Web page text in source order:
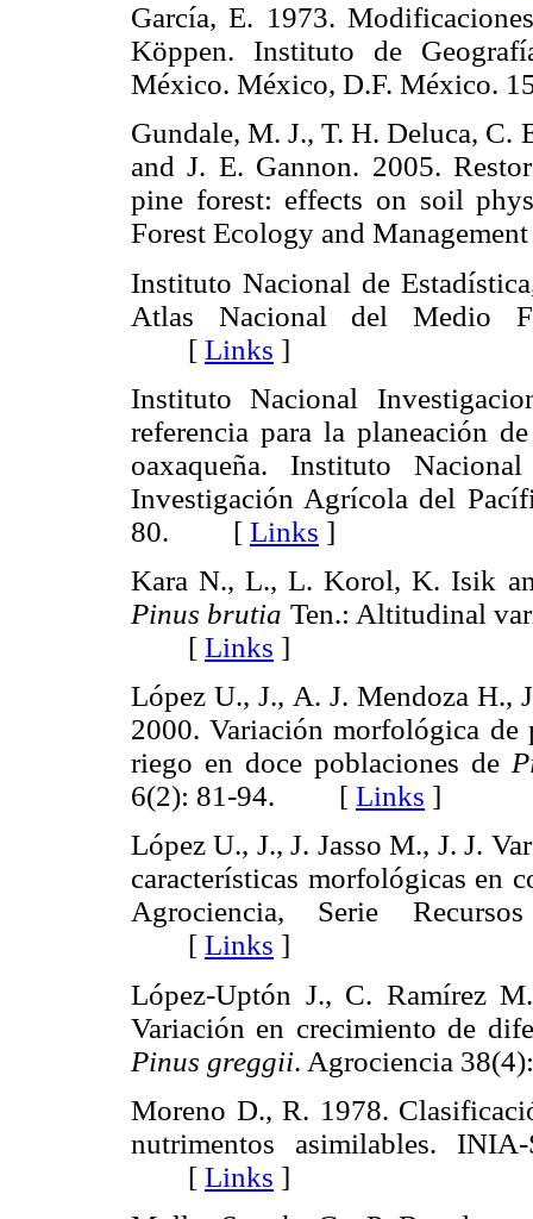
García, E. 1973.
Köppen. Instituto de
México. México, D.F.
Gundale, M. J., T. H. Deluca, C.
and J. E. Gannon. 2005.
pine forest: effects on soil
Forest Ecology and
Instituto Nacional de
Atlas Nacional del Medio
[ Links ]
Instituto Nacional
referencia para la planeación
oaxaqueña. Instituto
Investigación Agrícola del
80. [ Links ]
Kara N., L., L. Korol, K. Isik
Pinus brutia Ten.: Altitudinal
[ Links ]
López U., J., A. J. Mendoza H.,
2000. Variación morfológica
riego en doce poblaciones de
6(2): 81-94. [ Links ]
López U., J., J. Jasso M., J. J.
características morfológicas en
Agrociencia, Serie
[ Links ]
López-Uptón J., C. Ramírez
Variación en crecimiento de
Pinus greggii. Agrociencia
Moreno D., R. 1978.
nutrimentos asimilables.
[ Links ]